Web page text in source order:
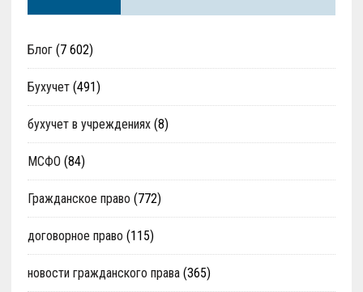
Блог(7 602)
Бухучет(491)
бухучет в учреждениях(8)
МСФО (84)
Гражданское право (772)
договорное право (115)
новости гражданского права(365)